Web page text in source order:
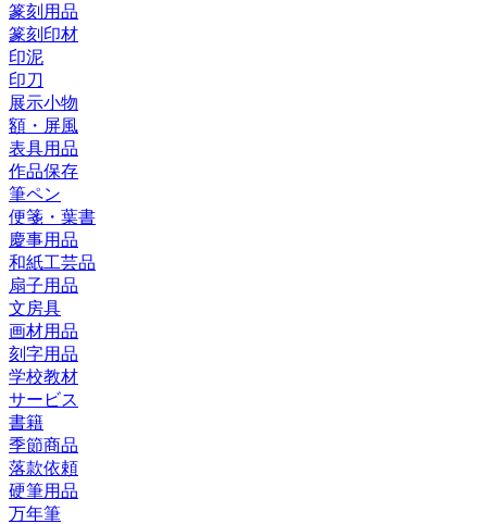
篆刻用品
篆刻印材
印泥
印刀
展示小物
額・屏風
表具用品
作品保存
筆ペン
便箋・葉書
慶事用品
和紙工芸品
扇子用品
文房具
画材用品
刻字用品
学校教材
サービス
書籍
季節商品
落款依頼
硬筆用品
万年筆